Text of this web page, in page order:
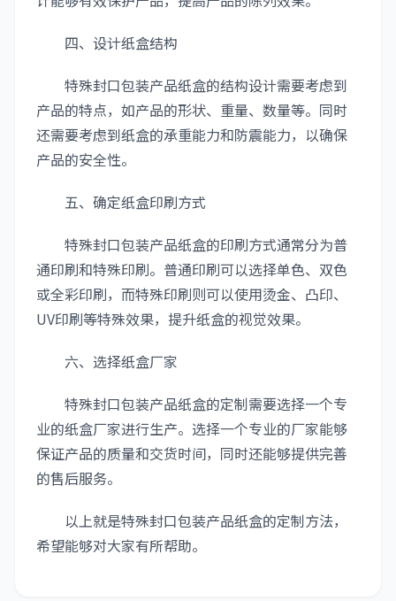
四、设计纸盒结构
特殊封口包装产品纸盒的结构设计需要考虑到
产品的特点，如产品的形状、重量、数量等。同时
还需要考虑到纸盒的承重能力和防震能力，以确保
产品的安全性。
五、确定纸盒印刷方式
特殊封口包装产品纸盒的印刷方式通常分为普
通印刷和特殊印刷。普通印刷可以选择单色、双色
或全彩印刷，而特殊印刷则可以使用烫金、凸印、
UV印刷等特殊效果，提升纸盒的视觉效果。
六、选择纸盒厂家
特殊封口包装产品纸盒的定制需要选择一个专
业的纸盒厂家进行生产。选择一个专业的厂家能够
保证产品的质量和交货时间，同时还能够提供完善
的售后服务。
以上就是特殊封口包装产品纸盒的定制方法，
希望能够对大家有所帮助。